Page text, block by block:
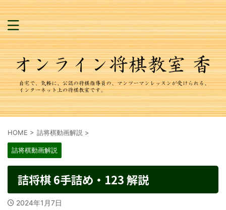
HOME > 詰将棋動画解説 >
詰将棋動画解説
詰将棋 6手詰め・123 解説
2024年1月7日